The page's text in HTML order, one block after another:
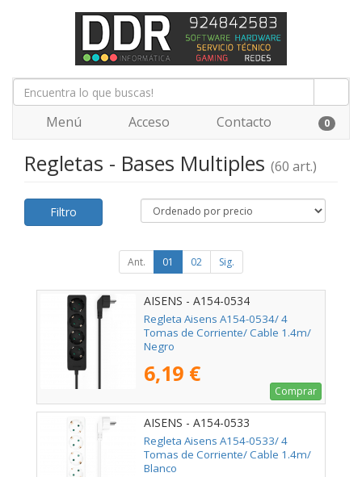
Menú Acceso Contacto 0
Regletas - Bases Multiples (60 art.)
Filtro
Ant. 01 02 Sig.
AISENS - A154-0534
Regleta Aisens A154-0534/ 4
Tomas de Corriente/ Cable 1.4m/
Negro
6,19 €
Comprar
AISENS - A154-0533
Regleta Aisens A154-0533/ 4
Tomas de Corriente/ Cable 1.4m/
Blanco